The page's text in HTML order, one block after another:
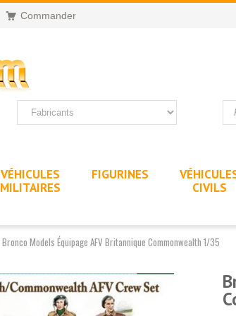
Commander
VÉHICULES
MILITAIRES
FIGURINES
CIVILS
Bronco Models Équipage AFV Britannique Commonwealth 1/35